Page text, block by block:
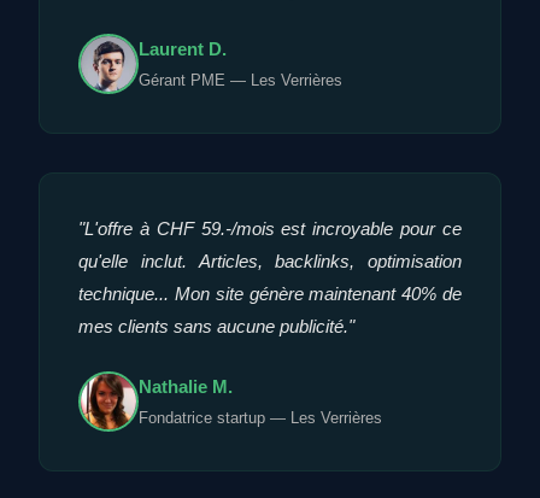
Laurent D.
Gérant PME — Les Verrières
"L'offre à CHF 59.-/mois est incroyable pour ce
qu'elle inclut. Articles, backlinks, optimisation
technique... Mon site génère maintenant 40% de
mes clients sans aucune publicité."
Nathalie M.
Fondatrice startup — Les Verrières